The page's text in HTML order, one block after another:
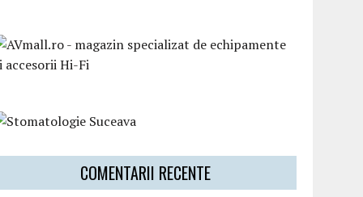
COMENTARII RECENTE